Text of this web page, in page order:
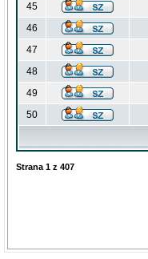
45
46
47
48
49
50
Strana 1 z 407